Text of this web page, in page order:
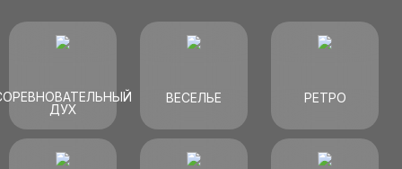
ДУХ
ВЕСЕЛЬЕ РЕТРО